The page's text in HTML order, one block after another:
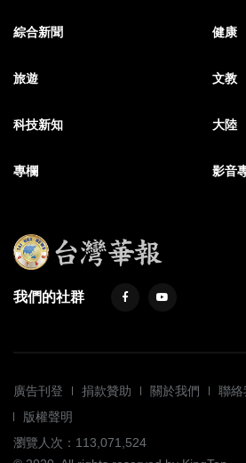
綜合新聞 健康
旅遊 文教
科技新知 大陸
專欄 影音
我們的社群
廣告刊登 捐款贊助 關於我們 聯絡
版權聲明
瀏覽人次：113,071,524